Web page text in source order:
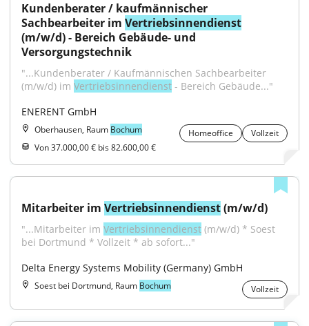
Kundenberater / kaufmännischer
Sachbearbeiter im Vertriebsinnendienst
(m/w/d) - Bereich Gebäude- und
Versorgungstechnik
"...Kundenberater / Kaufmännischen Sachbearbeiter
(m/w/d) im Vertriebsinnendienst - Bereich Gebäude..."
ENERENT GmbH
Oberhausen, Raum Bochum Homeoffice
Vollzeit
Von 37.000,00 € bis 82.600,00 €
Mitarbeiter im Vertriebsinnendienst (m/w/d)
"...Mitarbeiter im Vertriebsinnendienst (m/w/d) * Soest
bei Dortmund * Vollzeit * ab sofort..."
Delta Energy Systems Mobility (Germany) GmbH
Soest bei Dortmund, Raum Bochum Vollzeit